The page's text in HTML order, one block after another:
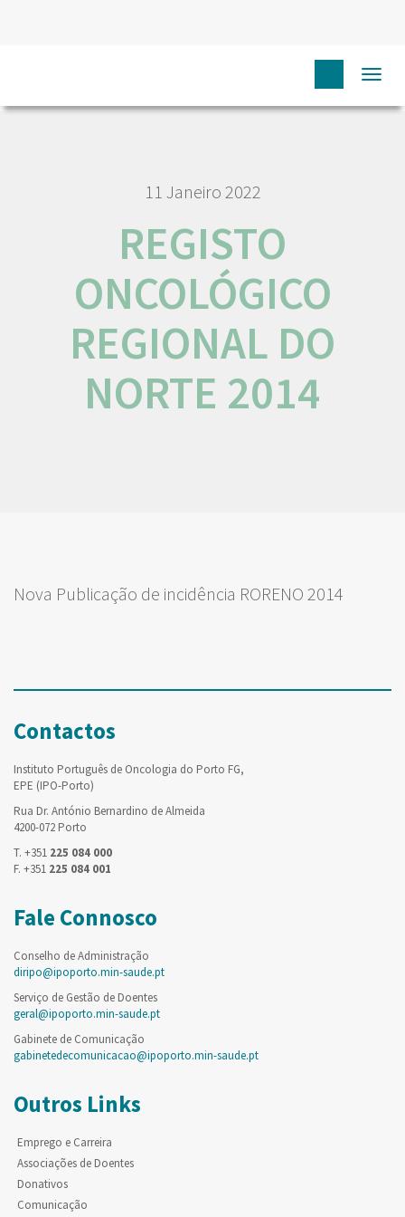
REGISTO ONCOLÓGICO
11 Janeiro 2022
REGISTO
ONCOLÓGICO
REGIONAL DO
NORTE 2014
Nova Publicação de incidência RORENO 2014
Contactos
Instituto Português de Oncologia do Porto FG,
EPE (IPO-Porto)
Rua Dr. António Bernardino de Almeida
4200-072 Porto
T. +351 225 084 000
F. +351 225 084 001
Fale Connosco
Conselho de Administração
diripo@ipoporto.min-saude.pt
Serviço de Gestão de Doentes
geral@ipoporto.min-saude.pt
Gabinete de Comunicação
gabinetedecomunicacao@ipoporto.min-saude.pt
Outros Links
Emprego e Carreira
Associações de Doentes
Donativos
Comunicação